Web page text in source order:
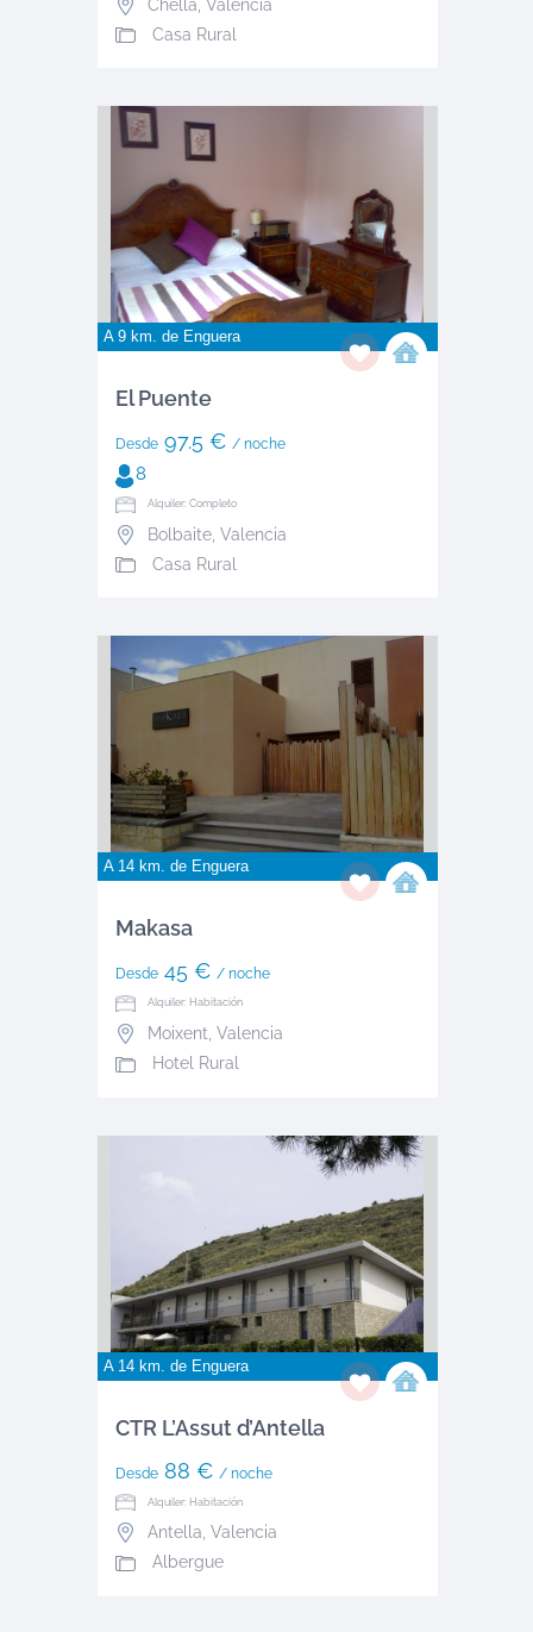
Chella Valencia
Casa Rural
A 9 km. de Enguera
El Puente
Desde97.5 € / noche
8
Alquiler: Completo
Bolbaite, Valencia
Casa Rural
A 14 km. de Enguera
Makasa
Desde45 € / noche
Alquiler: Habitación
Moixent Valencia
Hotel Rural
A 14 km. de Enguera
CTR L’Assut d’Antella
Desde88 € / noche
Alquiler: Habitación
Antella Valencia
Albergue